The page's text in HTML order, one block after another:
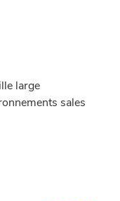
large
sales